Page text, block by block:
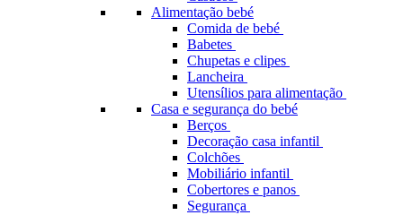
Alimentação bebé
Comida de bebé
Babetes
Chupetas e clipes
Lancheira
Utensílios para alimentação
Casa e segurança do bebé
Berços
Decoração casa infantil
Colchões
Mobiliário infantil
Cobertores e panos
Segurança